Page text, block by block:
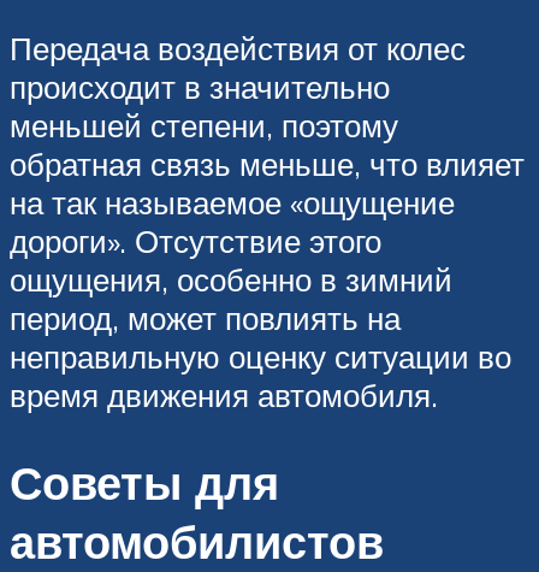
Передача воздействия от колес
происходит в значительно
меньшей степени, поэтому
обратная связь меньше, что влияет
на так называемое «ощущение
дороги». Отсутствие этого
ощущения, особенно в зимний
период, может повлиять на
неправильную оценку ситуации во
время движения автомобиля.
Советы для
автомобилистов